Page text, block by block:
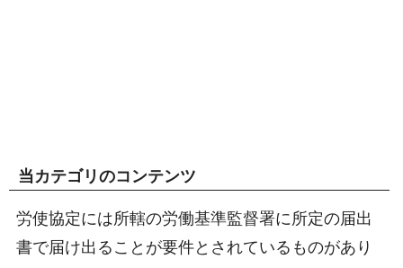
当カテゴリのコンテンツ
労使協定には所轄の労働基準監督署に所定の届出
書で届け出ることが要件とされているものがあり